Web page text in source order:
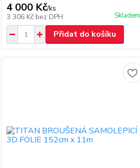
4 000 Kč/ks
3 306 Kč bez DPH Skladem
Přidat do košíku